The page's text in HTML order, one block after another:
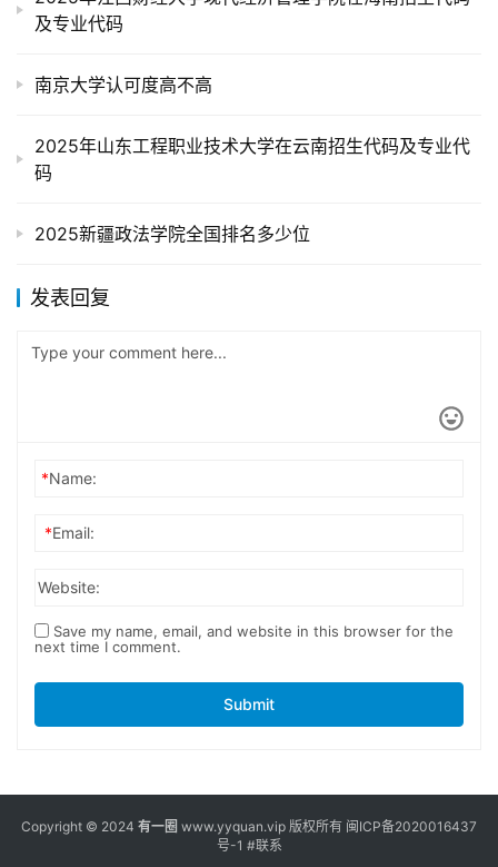
及专业代码
南京大学认可度高不高
2025年山东工程职业技术大学在云南招生代码及专业代
码
2025新疆政法学院全国排名多少位
发表回复
*Name:
*Email:
Website:
Save my name, email, and website in this browser for the
next time I comment.
Submit
Copyright © 2024 有一圈 www.yyquan.vip 版权所有 闽ICP备2020016437
号-1 #联系